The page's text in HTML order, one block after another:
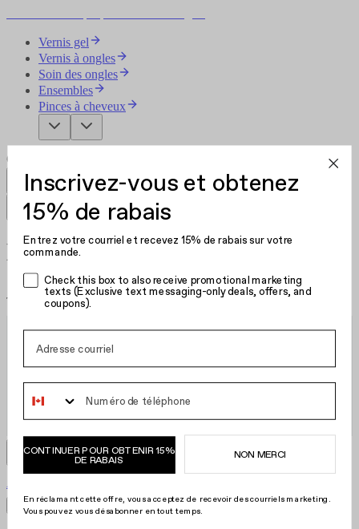
Vernis gel
Vernis à ongles
Soin des ongles
Ensembles
Pinces à cheveux
Home page
Taille
Filtres Trier par
Inscrivez-vous et obtenez
15% de rabais
Entrez votre courriel et recevez 15% de rabais sur votre
commande.
Check this box to also receive promotional marketing
texts (Exclusive text messaging-only deals, offers, and
coupons).
Phone Number
CONTINUER POUR OBTENIR 15%
DE RABAIS
NON MERCI
En réclamant cette offre, vous acceptez de recevoir des courriels marketing.
Vous pouvez vous désabonner en tout temps.